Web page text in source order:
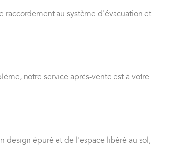
raccordement au système d'évacuation et
notre service après-vente est à votre
design épuré et de l'espace libéré au sol,